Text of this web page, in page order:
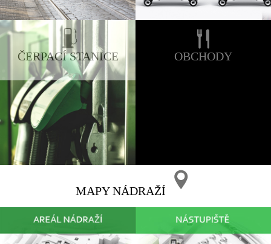
ČERPACÍ STANICE OBCHODY
MAPY NÁDRAŽÍ